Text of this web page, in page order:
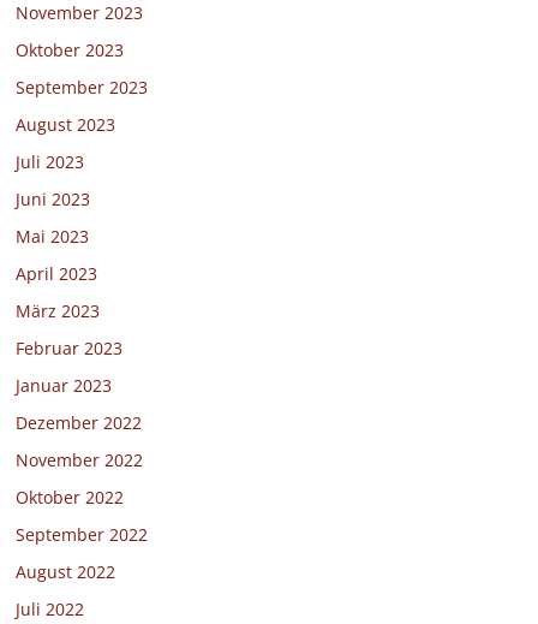
November 2023
Oktober 2023
September 2023
August 2023
Juli 2023
Juni 2023
Mai 2023
April 2023
März 2023
Februar 2023
Januar 2023
Dezember 2022
November 2022
Oktober 2022
September 2022
August 2022
Juli 2022